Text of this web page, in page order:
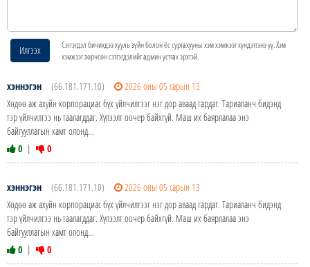
Илгээх
Сэтгэгдэл бичихдээ хууль зүйн болон ёс суртахууны хэм хэмжээг хүндэтгэнэ үү. Хэм
хэмжээг зөрчсөн сэтгэгдэлийг админ устгах эрхтэй.
хэннэгэн (66.181.171.10)
2026 оны 05 сарын 13
Хөдөө аж ахуйн корпорациас бүх үйлчилгээг нэг дор аваад гардаг. Тариаланч бидэнд
тэр үйлчилгээ нь таалагддаг. Хүлээлт оочер байхгүй. Маш их баярлалаа энэ
байгууллагын хамт олонд...
0 | 0
хэннэгэн (66.181.171.10)
2026 оны 05 сарын 13
Хөдөө аж ахуйн корпорациас бүх үйлчилгээг нэг дор аваад гардаг. Тариаланч бидэнд
тэр үйлчилгээ нь таалагддаг. Хүлээлт оочер байхгүй. Маш их баярлалаа энэ
байгууллагын хамт олонд...
0 | 0